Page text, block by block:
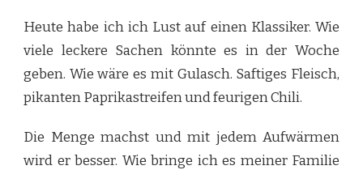
MIT
PAPRIKA
UND
FEURIGEN
CHILI
Heute habe ich ich Lust auf einen Klassiker. Wie
viele leckere Sachen könnte es in der Woche
geben. Wie wäre es mit Gulasch. Saftiges Fleisch,
pikanten Paprikastreifen und feurigen Chili.
Die Menge machst und mit jedem Aufwärmen
wird er besser. Wie bringe ich es meiner Familie